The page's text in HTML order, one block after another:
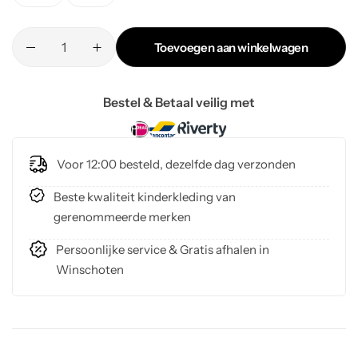
Toevoegen aan winkelwagen
Bestel & Betaal veilig met
Voor 12:00 besteld, dezelfde dag verzonden
Beste kwaliteit kinderkleding van
gerenommeerde merken
Persoonlijke service & Gratis afhalen in
Winschoten